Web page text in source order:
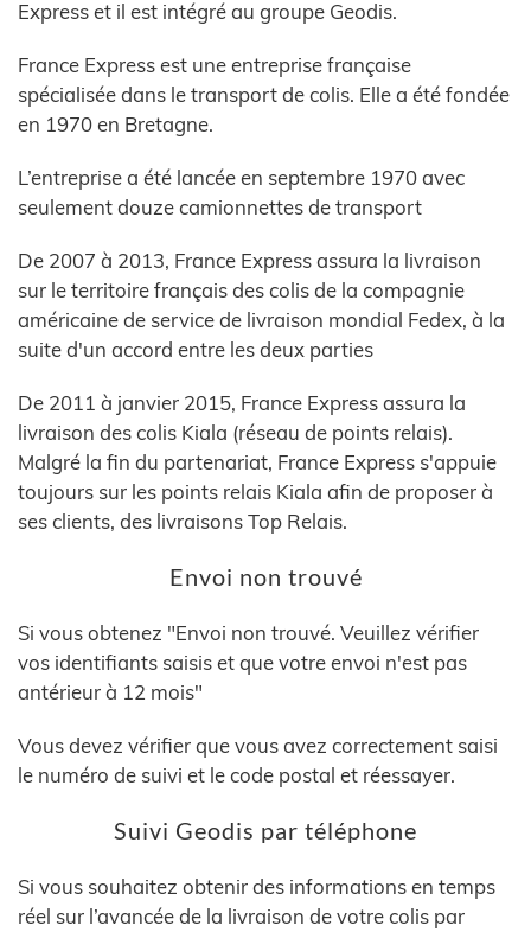
Express et il est intégré au groupe Geodis.
France Express est une entreprise française
spécialisée dans le transport de colis. Elle a été fondée
en 1970 en Bretagne.
L’entreprise a été lancée en septembre 1970 avec
seulement douze camionnettes de transport
De 2007 à 2013, France Express assura la livraison
sur le territoire français des colis de la compagnie
américaine de service de livraison mondial Fedex, à la
suite d'un accord entre les deux parties
De 2011 à janvier 2015, France Express assura la
livraison des colis Kiala (réseau de points relais).
Malgré la fin du partenariat, France Express s'appuie
toujours sur les points relais Kiala afin de proposer à
ses clients, des livraisons Top Relais.
Envoi non trouvé
Si vous obtenez "Envoi non trouvé. Veuillez vérifier
vos identifiants saisis et que votre envoi n'est pas
antérieur à 12 mois"
Vous devez vérifier que vous avez correctement saisi
le numéro de suivi et le code postal et réessayer.
Suivi Geodis par téléphone
Si vous souhaitez obtenir des informations en temps
réel sur l’avancée de la livraison de votre colis par